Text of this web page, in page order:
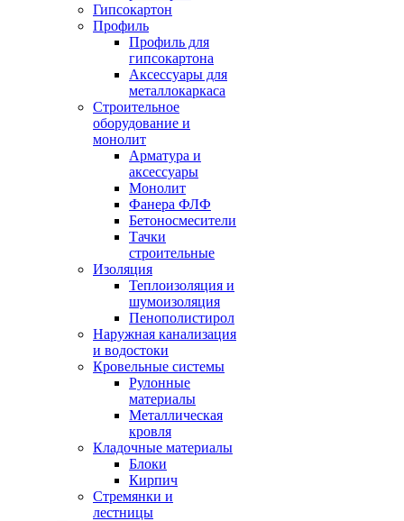
Гипсокартон
Профиль
Профиль для
гипсокартона
Аксессуары для
металлокаркаса
Строительное
оборудование и
монолит
Арматура и
аксессуары
Монолит
Фанера ФЛФ
Бетоносмесители
Тачки
строительные
Изоляция
Теплоизоляция и
шумоизоляция
Пенополистирол
Наружная канализация
и водостоки
Кровельные системы
Рулонные
материалы
Металлическая
кровля
Кладочные материалы
Блоки
Кирпич
Стремянки и
лестницы